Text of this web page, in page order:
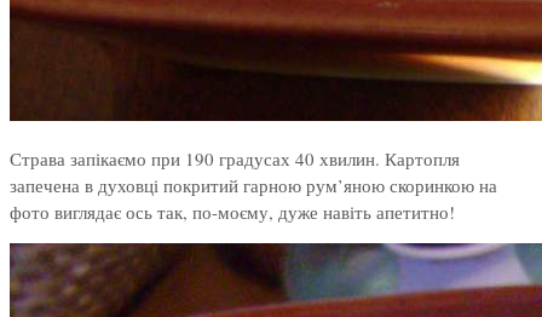
Страва запікаємо при 190 градусах 40 хвилин. Картопля
запечена в духовці покритий гарною рум’яною скоринкою на
фото виглядає ось так, по-моєму, дуже навіть апетитно!